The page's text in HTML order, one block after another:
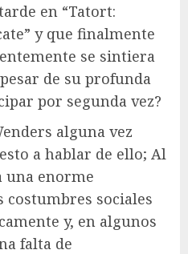
en “Tatort:
y que finalmente
se sintiera
de su profunda
por segunda vez?
alguna vez
a hablar de ello; Al
una enorme
costumbres sociales
y, en algunos
falta de